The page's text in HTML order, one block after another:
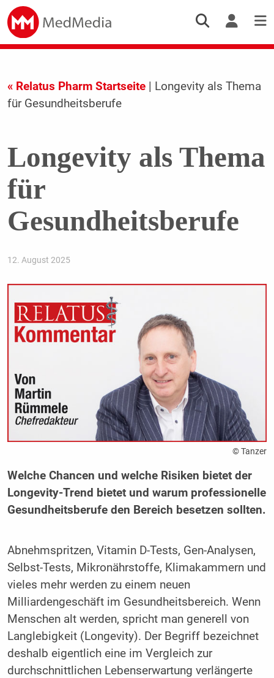
« Relatus Pharm Startseite| Longevity als Thema
für Gesundheitsberufe
Longevity als Thema
für
Gesundheitsberufe
12. August 2025
© Tanzer
Welche Chancen und welche Risiken bietet der
Longevity-Trend bietet und warum professionelle
Gesundheitsberufe den Bereich besetzen sollten.
Abnehmspritzen, Vitamin D-Tests, Gen-Analysen,
Selbst-Tests, Mikronährstoffe, Klimakammern und
vieles mehr werden zu einem neuen
Milliardengeschäft im Gesundheitsbereich. Wenn
Menschen alt werden, spricht man generell von
Langlebigkeit (Longevity). Der Begriff bezeichnet
deshalb eigentlich eine im Vergleich zur
durchschnittlichen Lebenserwartung verlängerte